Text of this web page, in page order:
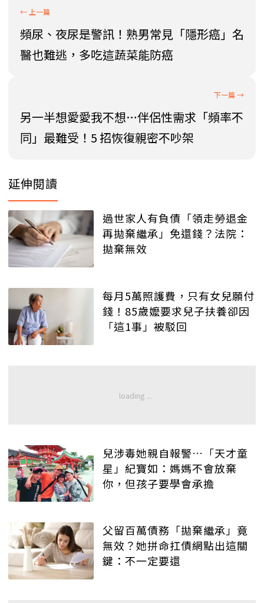
頻尿、夜尿是警訊！熟男常見「隱形癌」名
醫也難逃，多吃這蔬菜能防癌
另一半想愛愛我不想…伴侶性需求「頻率不
同」最難受！5 招恢復親密不吵架
延伸閱讀
過世家人有負債「領走勞退金
再拋棄繼承」免還錢？法院：
拋棄無效
每月5萬照護費，只有女兒願付
錢！85歲嬤要求兒子扶養卻因
「這1事」被駁回
兒涉毒她親自報警…「天才童
星」紀寶如：媽媽不會放棄
你，但孩子要學會承擔
父留百萬債務「拋棄繼承」竟
無效？她拼命扛債網點出這關
鍵：不一定要還